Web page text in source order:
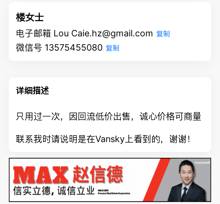
楼女士
电子邮箱 Lou Caie.hz@gmail.com 复制
微信号 13575455080 复制
详细描述
只用过一次，因回流低价出售，诚心价格可商量
联系我时请说明是在Vansky上看到的，谢谢！